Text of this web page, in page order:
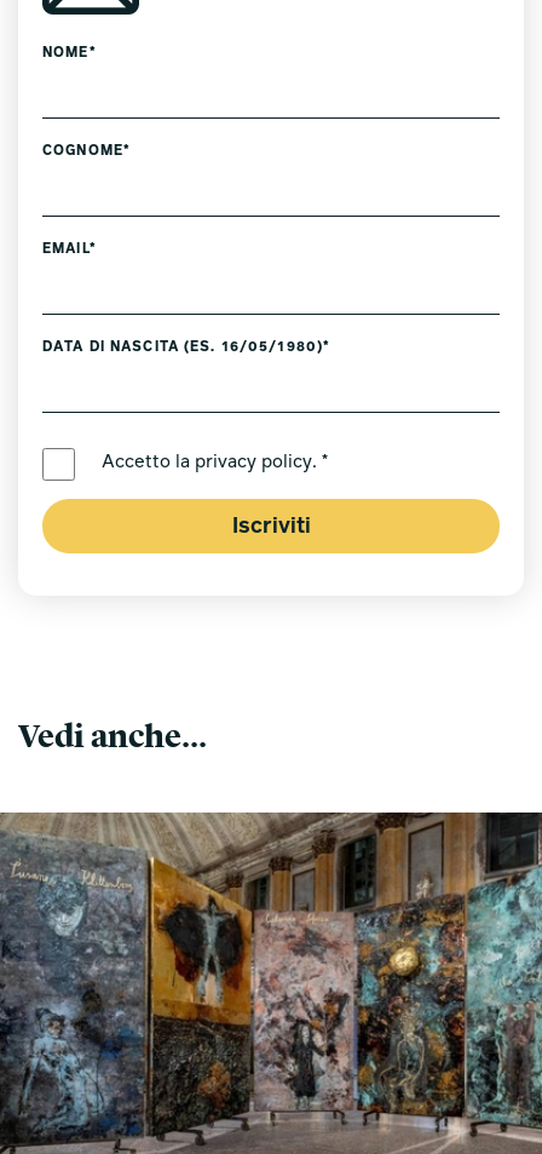
NOME*
COGNOME*
EMAIL*
DATA DI NASCITA (ES. 16/05/1980)*
Accetto la privacy policy. *
Iscriviti
Vedi anche...